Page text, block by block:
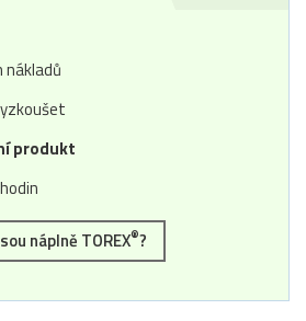
nákladů
produkt
náplně TOREX®?